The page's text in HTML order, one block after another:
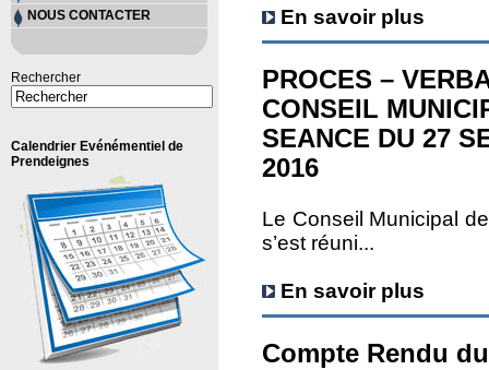
NOUS CONTACTER
Rechercher
Calendrier Evénémentiel de
Prendeignes
En savoir plus
PROCES –
CONSEIL
SEANCE DU 27
2016
Le Conseil Municipal
s’est réuni...
En savoir plus
Compte Rendu